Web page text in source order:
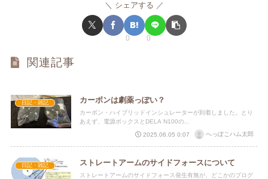
シェアする
0 0
関連記事
日記・雑記 カーボンは劇薬っぽい？
カーボン・ハイブリッドインシュレーターが到着しました。とり
あえず、電源ボックスとDELA N100の...
2025.06.05 0:07
へっぽこハム太郎
日記・雑記 ストレートアームのサイドフォースについて
ストレートアームのサイドフォース発生有無が、どこかのブログ